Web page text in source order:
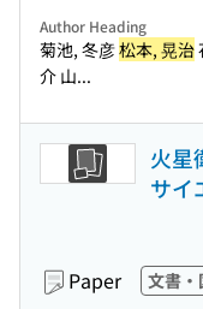
Author Heading
菊池, 冬彦松本, 晃治
介 山...
火星
サイ
Paper 文書